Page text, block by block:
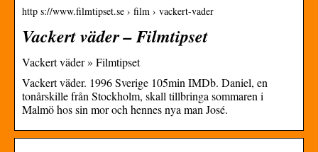
http s://www.filmtipset.se › film › vackert-vader
Vackert väder – Filmtipset
Vackert väder » Filmtipset
Vackert väder. 1996 Sverige 105min IMDb. Daniel, en
tonårskille från Stockholm, skall tillbringa sommaren i
Malmö hos sin mor och hennes nya man José.